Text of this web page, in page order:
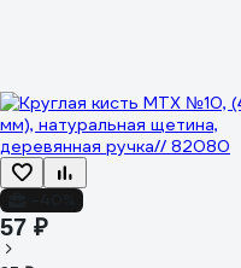
57 ₽